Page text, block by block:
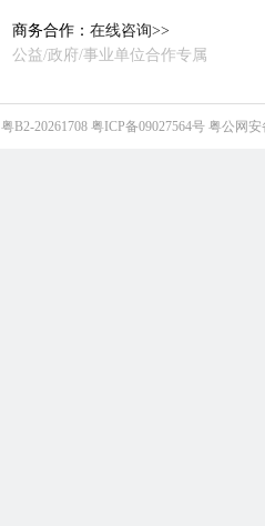
商务合作： 在线咨询>>
公益/政府/事业单位合作专属
粤B2-20261708 粤ICP备09027564号 粤公网安